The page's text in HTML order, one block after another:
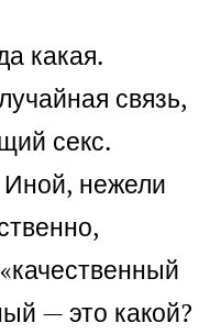
какая.
связь,
секс.
Иной, нежели
— это какой?